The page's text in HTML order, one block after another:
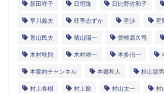
新田祥子 日垣隆 日比野佐和子
早川義夫 旺季志ずか 星渉 星
景山民夫 晴山陽一 曽根原久司
木村秋則 木村耕一 本多信一
本要約チャンネル 本郷和人 杉山頴男
村上春樹 村上龍 村山太一 村